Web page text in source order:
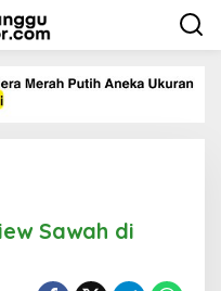
Sawah di